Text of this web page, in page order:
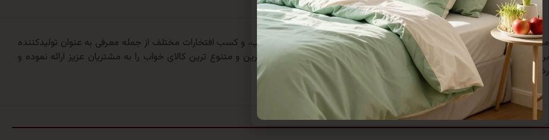
مجموعه حیدر خواب با ۲۰ سال سابقه درخشان در زمینه تولید و ارائه کالای خواب، و کسب افتخارات مختلف از جمله معرفی به عنوان تولیدکننده
برتر استانی و انتخاب مدیران مجموعه به عنوان کارآفرین برتر، مفتخر است بهترین و متنوع ترین کالای خواب را به مشتریان عزیز ارائه نموده و
رضایت شما را از خرید تضمین نماید.